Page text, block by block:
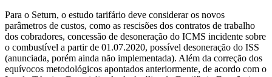
Para o Seturn, o estudo tarifário deve considerar os novos
parâmetros de custos, como as rescisões dos contratos de trabalho
dos cobradores, concessão de desoneração do ICMS incidente sobre
o combustível a partir de 01.07.2020, possível desoneração do ISS
(anunciada, porém ainda não implementada). Além da correção dos
equívocos metodológicos apontados anteriormente, de acordo com o